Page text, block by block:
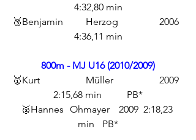
4:32,80 min
🥉Benjamin	Herzog		2006
4:36,11 min
800m - MJ U16 (2010/2009)
🥇Kurt		Müller		2009
2:15,68 min	PB*
🥈Hannes	Ohmayer	2009	2:18,23
min	PB*